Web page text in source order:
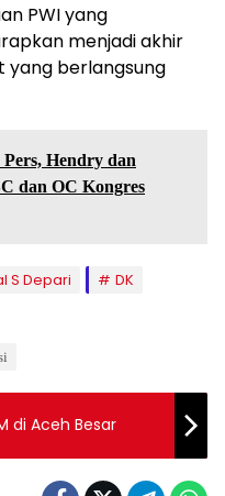
PWI yang
menjadi akhir
yang berlangsung
Hendry dan
dan OC Kongres
S Depari
DK
di Aceh Besar